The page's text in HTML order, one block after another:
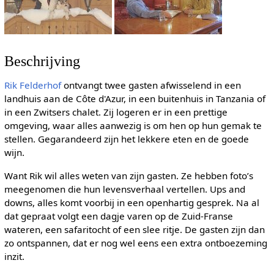
Beschrijving
Rik Felderhofontvangt twee gasten afwisselend in een
landhuis aan de Côte d'Azur, in een buitenhuis in Tanzania of
in een Zwitsers chalet. Zij logeren er in een prettige
omgeving, waar alles aanwezig is om hen op hun gemak te
stellen. Gegarandeerd zijn het lekkere eten en de goede
wijn.
Want Rik wil alles weten van zijn gasten. Ze hebben foto’s
meegenomen die hun levensverhaal vertellen. Ups and
downs, alles komt voorbij in een openhartig gesprek. Na al
dat gepraat volgt een dagje varen op de Zuid-Franse
wateren, een safaritocht of een slee ritje. De gasten zijn dan
zo ontspannen, dat er nog wel eens een extra ontboezeming
inzit.